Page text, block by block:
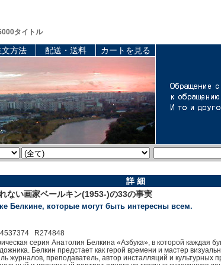
タイトル
文方法 配送・送料 カートを見る
詳 細
ない画家ベールキン(1953-)の33の事実
Белкине, которые могут быть интересны всем.
R274848
серия Анатолия Белкина «Азбука», в которой каждая
Белкин предстает как герой времени и мастер
журналов, преподаватель, автор инсталляций и